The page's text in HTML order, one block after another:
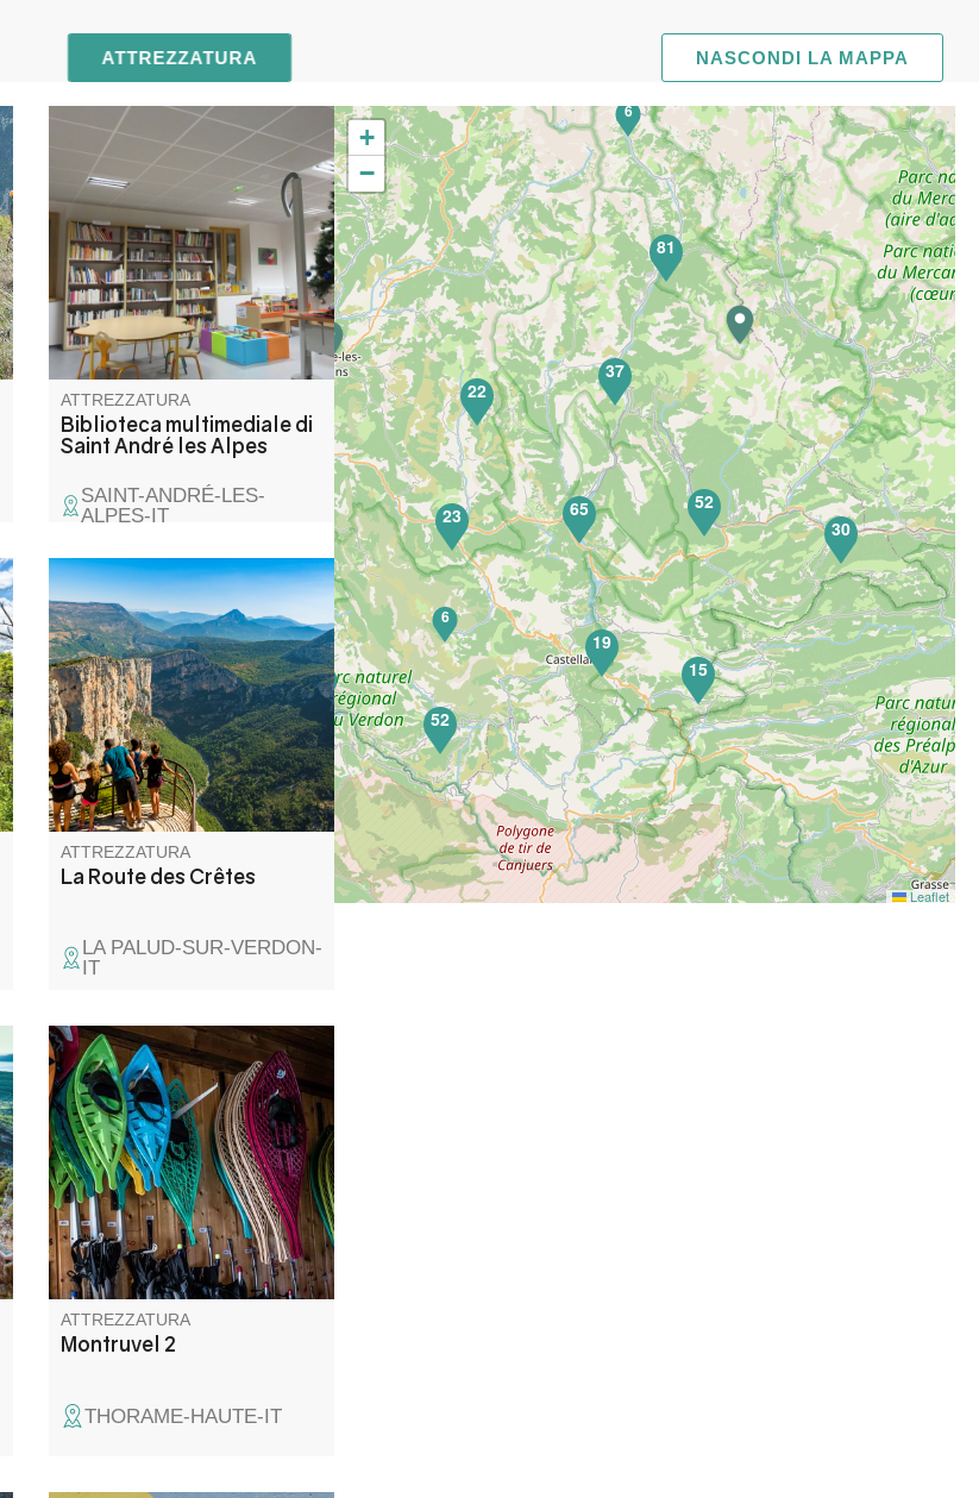
ATTREZZATURA NASCONDI LA MAPPA
Per giovani, medi e vecchi, per
chi ama una bella storia, per
chi preferisce le bollicine o per
chi cerca qualcosa di specifico.
Senza dimenticare chi non sa
cosa gli piace e ha bisogno di
consigli.
ATTREZZATURA
Biblioteca multimediale di
Saint André les Alpes
SAINT-ANDRÉ-LES-
ALPES-IT
Questo percorso panoramico di
24 km che parte da La Palud
sur Verdon vi porta alla
scoperta delle creste del Grand
Canyon. I 14 Belvederes
svelano le mitiche falesie del
Verdon e offrono una vista
indimenticabile sul Grand
Canyon.
ATTREZZATURA
La Route des Crêtes
LA PALUD-SUR-VERDON-
IT
In cima si trova una piramide
che è stata utilizzata come
visuale per il tunnel del Train
des Pignes. Godetevi la vista
sui villaggi di La Colle-Saint-
Michel e Peyresq e sulle cime
del Grand Coyer, Ruch, Rent e
Grand Cordoeil.
ATTREZZATURA
Montruvel 2
THORAME-HAUTE-IT
15
23
22
19
65
6
4
52
52
30
37
6
81
+
−
Leaflet